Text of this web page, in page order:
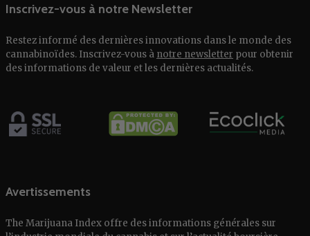
Inscrivez-vous à notre Newsletter
Restez informé des dernières innovations dans le monde des
cannabinoïdes. Inscrivez-vous à notre newsletter pour obtenir
des informations de valeur et les dernières actualités.
Avertissements
The Marijuana Index offre des informations générales sur